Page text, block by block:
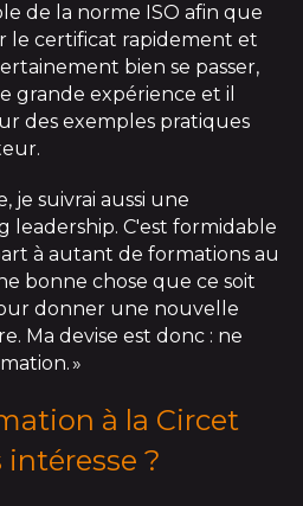
de la norme ISO afin que
le certificat rapidement et
bien se passer,
grande expérience et il
des exemples pratiques
je suivrai aussi une
leadership. C'est formidable
à autant de formations au
bonne chose que ce soit
donner une nouvelle
Ma devise est donc : ne
»
à la Circet
?